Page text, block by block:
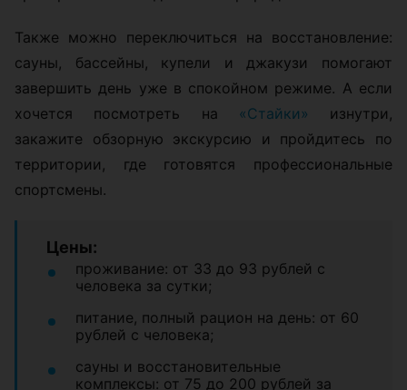
Также можно переключиться на восстановление:
сауны, бассейны, купели и джакузи помогают
завершить день уже в спокойном режиме. А если
хочется посмотреть на «Стайки» изнутри,
закажите обзорную экскурсию и пройдитесь по
территории, где готовятся профессиональные
спортсмены.
Цены:
проживание: от 33 до 93 рублей с
человека за сутки;
питание, полный рацион на день: от 60
рублей с человека;
сауны и восстановительные
комплексы: от 75 до 200 рублей за